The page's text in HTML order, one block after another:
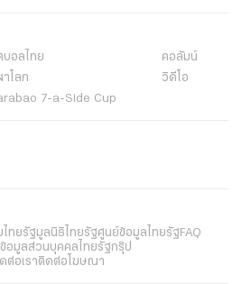
บอลไทย
คอลัมน์
โลก
วิดีโอ
7-a-Side Cup
ไทยรัฐมูลนิธิไทยรัฐศูนย์ข้อมูลไทยรัฐFAQ
อมูลส่วนบุคคลไทยรัฐกรุ๊ป
ต่อเราติดต่อโฆษณา